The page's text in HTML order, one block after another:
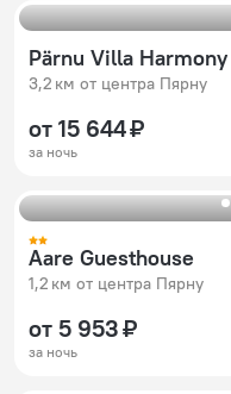
Pärnu Villa Harmony
3,2 км от центра Пярну
от 15 644 ₽
за ночь
Aare Guesthouse
1,2 км от центра Пярну
от 5 953 ₽
за ночь